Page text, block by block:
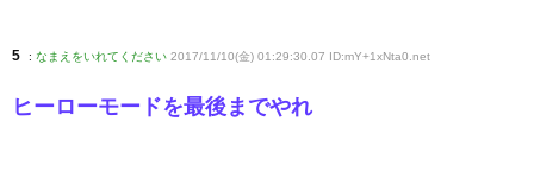
5 : なまえをいれてください 2017/11/10(金) 01:29:30.07 ID:mY+1xNta0.net
ヒーローモードを最後までやれ